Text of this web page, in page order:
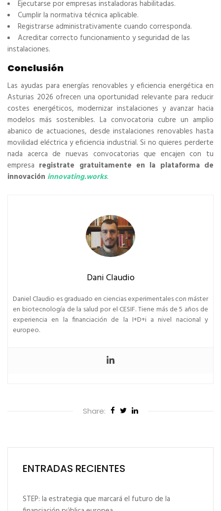
Ejecutarse por empresas instaladoras habilitadas.
Cumplir la normativa técnica aplicable.
Registrarse administrativamente cuando corresponda.
Acreditar correcto funcionamiento y seguridad de las
instalaciones.
Conclusión
Las ayudas para energías renovables y eficiencia energética en
Asturias 2026 ofrecen una oportunidad relevante para reducir
costes energéticos, modernizar instalaciones y avanzar hacia
modelos más sostenibles. La convocatoria cubre un amplio
abanico de actuaciones, desde instalaciones renovables hasta
movilidad eléctrica y eficiencia industrial. Si no quieres perderte
nada acerca de nuevas convocatorias que encajen con tu
empresa registrate gratuitamente en la plataforma de
innovación innovating.works.
Dani Claudio
Daniel Claudio es graduado en ciencias experimentales con máster
en biotecnología de la salud por el CESIF. Tiene más de 5 años de
experiencia en la financiación de la I+D+i a nivel nacional y
europeo.
Share:
ENTRADAS RECIENTES
STEP: la estrategia que marcará el futuro de la